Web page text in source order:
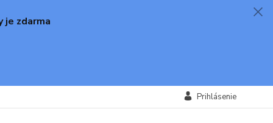
je zdarma
Prihlásenie